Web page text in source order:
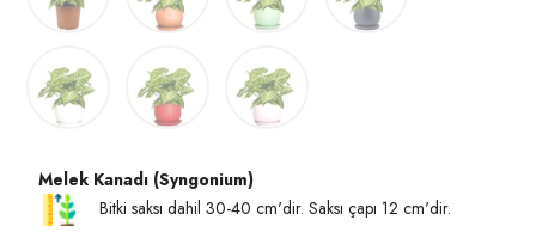
Melek Kanadı (Syngonium)
Bitki saksı dahil 30-40 cm'dir. Saksı çapı 12 cm'dir.